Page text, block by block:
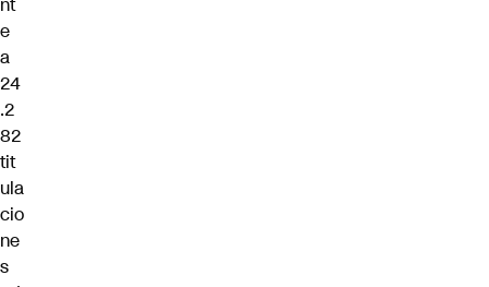
e
a
24
.2
82
tit
ula
cio
ne
s